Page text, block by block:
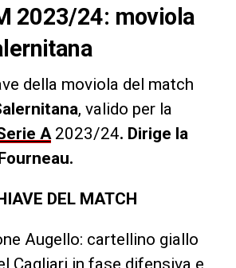
2023/24: moviola
della moviola del match
, valido per la
A2023/24. Dirige la
Fourneau.
DEL MATCH
Augello: cartellino giallo